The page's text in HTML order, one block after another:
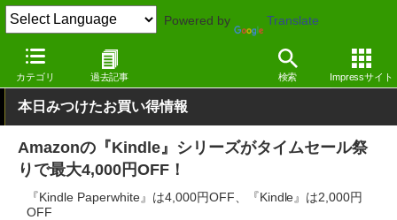
Powered by Translate
カテゴリ 過去記事 検索 Impressサイト
窓の杜 システム・ファイル その他
本日みつけたお買い得情報
Amazonの『Kindle』シリーズがタイムセール祭
りで最大4,000円OFF！
『Kindle Paperwhite』は4,000円OFF、『Kindle』は2,000円
OFF